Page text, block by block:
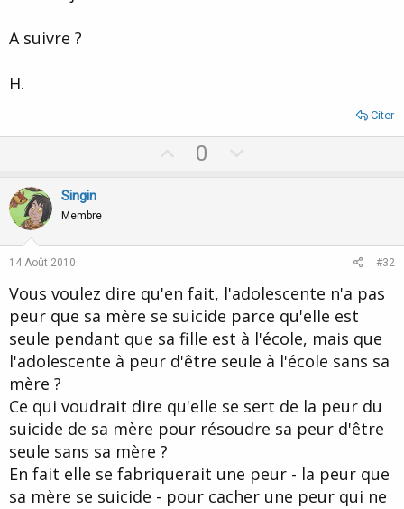
A suivre ?
H.
Citer
p
t
0
o
v
t
e
Singin
Membre
14 Août 2010 #32
Vous voulez dire qu'en fait, l'adolescente n'a pas
peur que sa mère se suicide parce qu'elle est
seule pendant que sa fille est à l'école, mais que
l'adolescente à peur d'être seule à l'école sans sa
mère ?
Ce qui voudrait dire qu'elle se sert de la peur du
suicide de sa mère pour résoudre sa peur d'être
seule sans sa mère ?
En fait elle se fabriquerait une peur - la peur que
sa mère se suicide - pour cacher une peur qui ne